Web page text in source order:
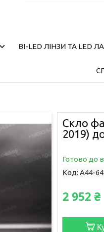
BI-LED ЛІНЗИ ТА LED
Скло
2019)
Готово до
Код: A44-
2 952 ₴